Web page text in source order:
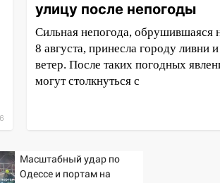
улицу после непогоды
Сильная непогода, обрушившаяся
8 августа, принесла городу ливни
ветер. После таких погодных
могут столкнуться с
Масштабный удар по
Одессе и портам на